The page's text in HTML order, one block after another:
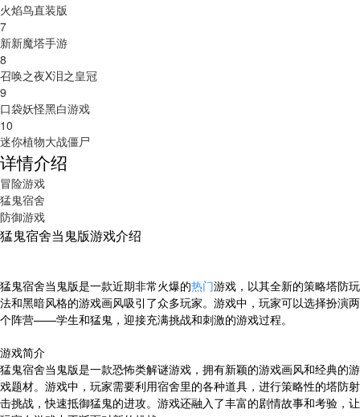
火焰鸟直装版
7
新新魔塔手游
8
召唤之夜X泪之皇冠
9
口袋妖怪黑白游戏
10
迷你植物大战僵尸
详情介绍
冒险游戏
猛鬼宿舍
防御游戏
猛鬼宿舍当鬼版游戏介绍
猛鬼宿舍当鬼版是一款近期非常火爆的热门游戏，以其全新的策略塔防玩
法和黑暗风格的游戏画风吸引了众多玩家。游戏中，玩家可以选择扮演两
个阵营——学生和猛鬼，迎接充满挑战和刺激的游戏过程。
游戏简介
猛鬼宿舍当鬼版是一款恐怖类解谜游戏，拥有新颖的游戏画风和经典的游
戏题材。游戏中，玩家需要利用宿舍里的各种道具，进行策略性的塔防射
击挑战，快速抵御猛鬼的进攻。游戏还融入了丰富的剧情故事和考验，让